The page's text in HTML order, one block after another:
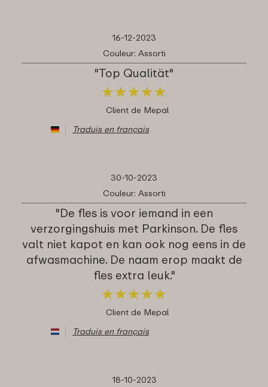
16-12-2023
Couleur: Assorti
"Top Qualität"
★★★★★
★★★★★
Client de Mepal
Traduis en français
30-10-2023
Couleur: Assorti
"De fles is voor iemand in een
verzorgingshuis met Parkinson. De fles
valt niet kapot en kan ook nog eens in de
afwasmachine. De naam erop maakt de
fles extra leuk."
★★★★★
★★★★★
Client de Mepal
Traduis en français
18-10-2023